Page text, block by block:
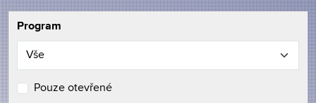
Program
Pouze otevřené